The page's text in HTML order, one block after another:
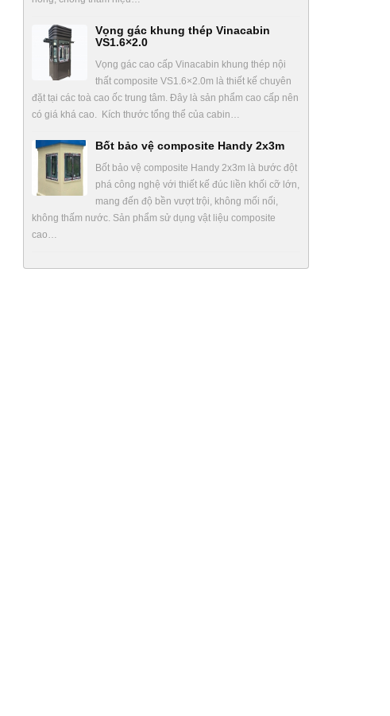
Vọng gác khung thép Vinacabin
VS1.6×2.0
Vọng gác cao cấp Vinacabin khung thép nội
thất composite VS1.6×2.0m là thiết kế chuyên
đặt tại các toà cao ốc trung tâm. Đây là sản phẩm cao cấp nên
có giá khá cao. Kích thước tổng thể của cabin…
Bốt bảo vệ composite Handy 2x3m
Bốt bảo vệ composite Handy 2x3m là bước đột
phá công nghệ với thiết kế đúc liền khối cỡ lớn,
mang đến độ bền vượt trội, không mối nối,
không thấm nước. Sản phẩm sử dụng vật liệu composite
cao…